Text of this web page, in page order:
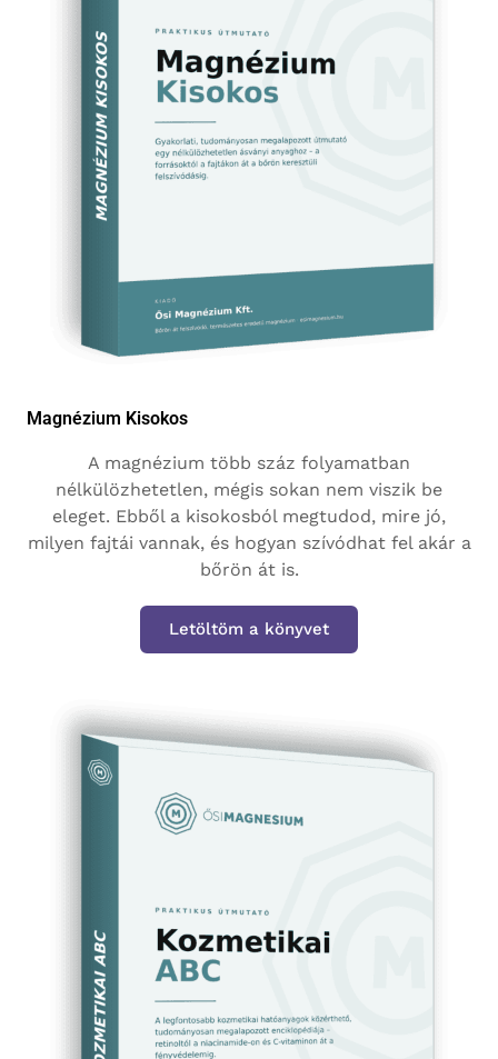
Magnézium Kisokos
A magnézium több száz folyamatban
nélkülözhetetlen, mégis sokan nem viszik be
eleget. Ebből a kisokosból megtudod, mire jó,
milyen fajtái vannak, és hogyan szívódhat fel akár a
bőrön át is.
Letöltöm a könyvet